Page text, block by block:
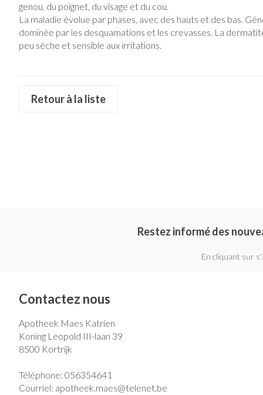
fil dentaire
Prothèses
Afficher plus
Aiguilles et
Médicaments
Afficher le sous-menu pour la
Muscles et
genou, du poignet, du visage et du cou.
La maladie évolue par phases, avec des hauts et des bas.
dominée par les desquamations et les crevasses. La
peu sèche et sensible aux irritations.
Retour à la liste
Restez informé des
En cliquant sur
Contactez nous
Apotheek Maes Katrien
Koning Leopold III-laan 39
8500 Kortrijk
Téléphone: 056354641
Courriel: apotheek.maes@telenet.be